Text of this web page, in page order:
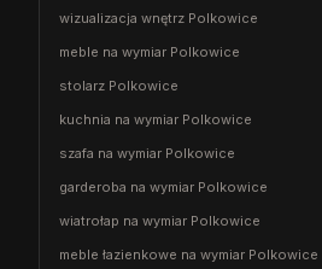
wizualizacja wnętrz Polkowice
meble na wymiar Polkowice
stolarz Polkowice
kuchnia na wymiar Polkowice
szafa na wymiar Polkowice
garderoba na wymiar Polkowice
wiatrołap na wymiar Polkowice
meble łazienkowe na wymiar Polkowice